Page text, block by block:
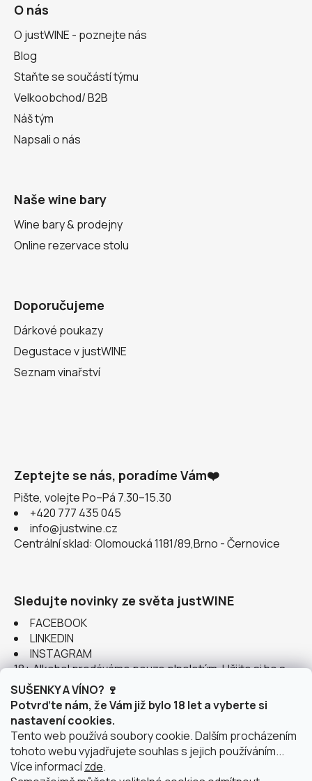
SUŠENKY A VÍNO? 🍷
Potvrďte nám, že Vám již bylo 18 let a vyberte si
nastavení cookies.
Tento web používá soubory cookie. Dalším procházením
tohoto webu vyjadřujete souhlas s jejich používáním...
Více informacízde.
O nás
O justWINE - poznejte nás
Blog
Staňte se součástí týmu
Velkoobchod/ B2B
Náš tým
Napsali o nás
Naše wine bary
Wine bary & prodejny
Online rezervace stolu
Doporučujeme
Dárkové poukazy
Degustace v justWINE
Seznam vinařství
Zeptejte se nás, poradíme Vám❤️
Pište, volejte Po–Pá 7.30–15.30
+420 777 435 045
info@justwine.cz
Centrální sklad: Olomoucká 1181/89,Brno - Černovice
Sledujte novinky ze světa justWINE
FACEBOOK
LINKEDIN
INSTAGRAM
18+ Alkohol prodáváme pouze plnoletým. Užijte si ho s
rozumem.
Instagram